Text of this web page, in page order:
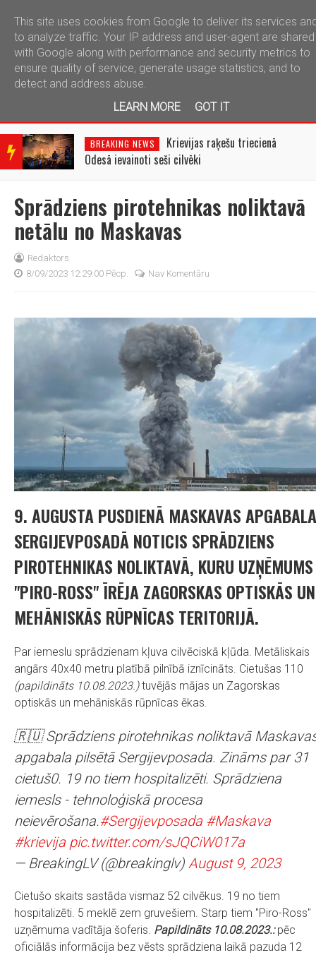
telegram
BRE
AKIN
NEW
BREAKING NEWS
Krievijas raķešu triecienā
Odesā ievainoti seši cilvēki
Sprādziens pirotehnikas noliktavā
netālu no Maskavas
Redaktors
8/09/2023 12:29:00 Pēcp.
Nav Komentāru
9. AUGUSTA PUSDIENĀ MASKAVAS APGABALA
SERGIJEVPOSADĀ NOTICIS SPRĀDZIENS
PIROTEHNIKAS NOLIKTAVĀ, KURU UZŅĒMUMS
"PIRO-ROSS" ĪRĒJA ZAGORSKAS OPTISKĀS UN
MEHĀNISKĀS RŪPNĪCAS TERITORIJĀ.
Par iemeslu sprādzienam kļuva cilvēciskā kļūda. Metāliskais
angārs 40x40 metru platībā pilnībā iznīcināts. Cietušas 110
(papildināts 10.08.2023.)tuvējās mājas un Zagorskas
optiskās un mehāniskās rūpnīcas ēkas.
🇷🇺 Sprādziens pirotehnikas noliktavā
apgabala pilsētā Sergijevposada. Zināms par 31
cietuš0. 19 no tiem hospitalizēti. Sprādziena
iemesls - tehnoloģiskā procesa
neievērošana.#Sergijevposada #Maskava
#krievija pic.twitter.com/sJQCiW017a
— BreakingLV (@breakinglv) August 9, 2023
Cietušo skaits sastāda vismaz 52 cilvēkus. 19 no tiem
hospitalizēti. 5 meklē zem gruvešiem. Starp tiem "Piro-Ross"
uzņēmuma vadītāja šoferis. Papildināts 10.08.2023.:pēc
oficiālās informācija bez vēsts sprādziena laikā pazuda 12
This site uses cookies from Google to deliver its services
to analyze traffic. Your IP address and user-agent are shared
with Google along with performance and security metrics to
ensure quality of service, generate usage statistics, and to
detect and address abuse.
LEARN MORE
GOT IT